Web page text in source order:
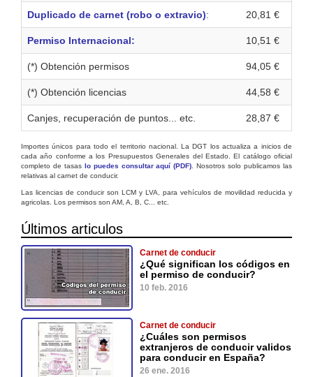
Duplicado de carnet (robo o extravio): 20,81 €
Permiso Internacional: 10,51 €
(*) Obtención permisos 94,05 €
(*) Obtención licencias 44,58 €
Canjes, recuperación de puntos... etc. 28,87 €
Importes únicos para todo el territorio nacional. La DGT los actualiza a inicios de
cada año conforme a los Presupuestos Generales del Estado. El catálogo oficial
completo de tasas lo puedes consultar aquí (PDF) . Nosotros solo publicamos las
relativas al carnet de conducir.
Las licencias de conducir son LCM y LVA, para vehículos de movilidad reducida y
agricolas. Los permisos son AM, A, B, C... etc.
Últimos articulos
Carnet de conducir
¿Qué significan los códigos en
el permiso de conducir?
10 feb. 2016
Carnet de conducir
¿Cuáles son permisos
extranjeros de conducir validos
para conducir en España?
26 ene. 2016